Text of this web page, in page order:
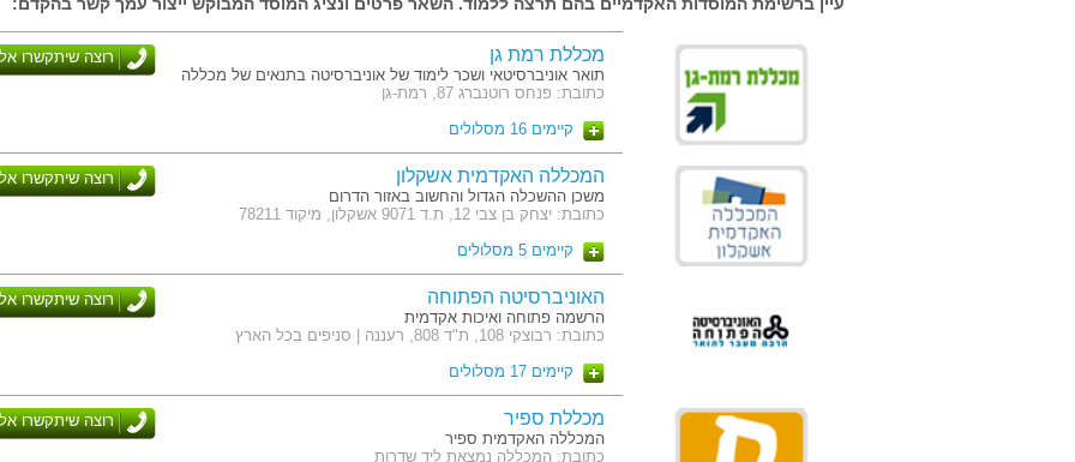
מכללת רמת גן
תואר אוניברסיטאי ושכר לימוד של אוניברסיטה בתנאים של מכללה
כתובת: פנחס רוטנברג 87, רמת-גן
רוצה שיתקשרו
קיימים 16 מסלולים
המכללה האקדמית אשקלון
משכן ההשכלה הגדול והחשוב באזור הדרום
כתובת: יצחק בן צבי 12, ת.ד 9071 אשקלון, מיקוד 78211
רוצה שיתקשרו
קיימים 5 מסלולים
האוניברסיטה הפתוחה
הרשמה פתוחה ואיכות אקדמית
כתובת: רבוצקי 108, ת"ד 808, רעננה | סניפים בכל הארץ
רוצה שיתקשרו
קיימים 17 מסלולים
מכללת ספיר
המכללה האקדמית ספיר
כתובת: המכללה נמצאת ליד שדרות
רוצה שיתקשרו